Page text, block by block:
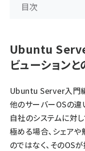
目次
Ubuntu
ビューション
Ubuntu Server入門
他のサーバーOSの違
自社のシステムに対
極める場合、シェア
のではなく、そのOS